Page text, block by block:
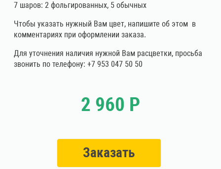
7 шаров: 2 фольгированных, 5 обычных
Чтобы указать нужный Вам цвет, напишите об этом в
комментариях при оформлении заказа.
Для уточнения наличия нужной Вам расцветки, просьба
звонить по телефону: +7 953 047 50 50
2 960 Р
Заказать